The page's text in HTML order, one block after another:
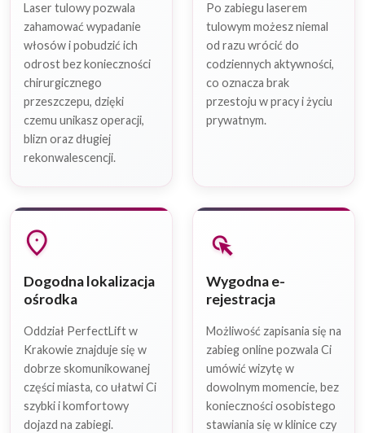
Laser tulowy pozwala
zahamować wypadanie
włosów i pobudzić ich
odrost bez konieczności
chirurgicznego
przeszczepu, dzięki
czemu unikasz operacji,
blizn oraz długiej
rekonwalescencji.
Po zabiegu laserem
tulowym możesz niemal
od razu wrócić do
codziennych aktywności,
co oznacza brak
przestoju w pracy i życiu
prywatnym.
location_on
Dogodna lokalizacja
ośrodka
Oddział PerfectLift w
Krakowie znajduje się w
dobrze skomunikowanej
części miasta, co ułatwi Ci
szybki i komfortowy
dojazd na zabiegi.
left_click
Wygodna e-
rejestracja
Możliwość zapisania się na
zabieg online pozwala Ci
umówić wizytę w
dowolnym momencie, bez
konieczności osobistego
stawiania się w klinice czy